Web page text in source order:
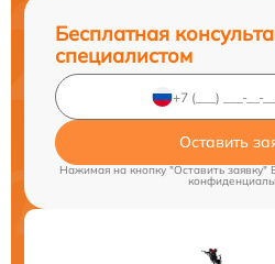
Бесплатная
специалистом
Оставить
Нажимая на кнопку "Оставить заявку"